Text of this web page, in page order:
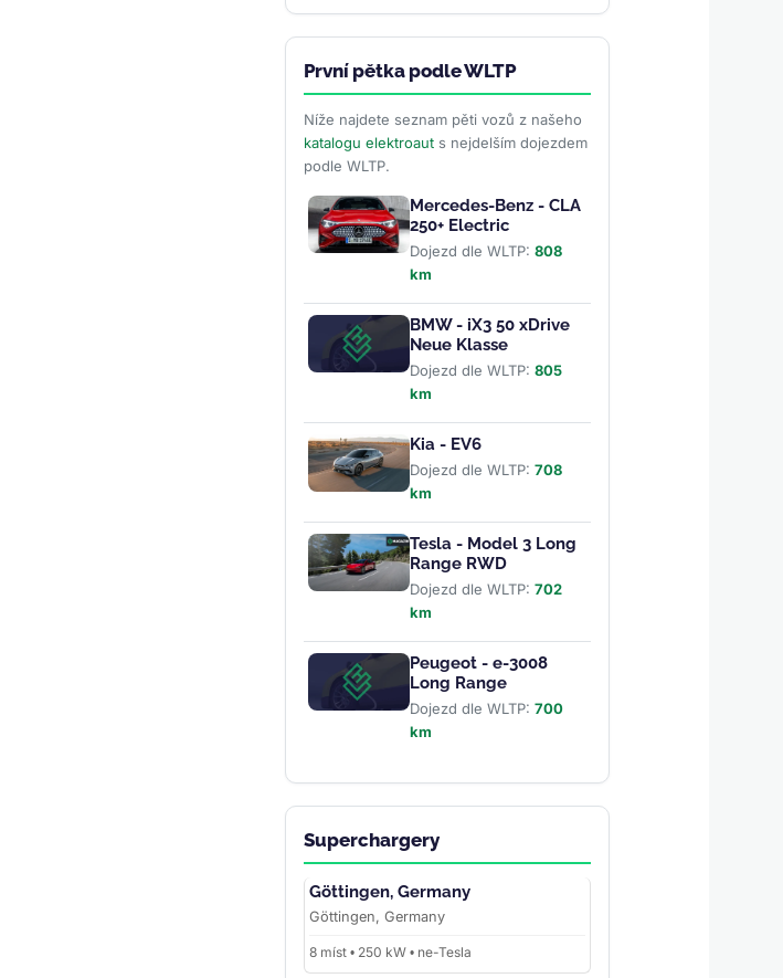
ledna předala zákazníkům...>>
První pětka podle WLTP
Níže najdete seznam pěti vozů z našeho
katalogu elektroauts nejdelším dojezdem
podle WLTP.
Mercedes-Benz - CLA
250+ Electric
Dojezd dle WLTP: 808
km
BMW - iX3 50 xDrive
Neue Klasse
Dojezd dle WLTP: 805
km
Kia - EV6
Dojezd dle WLTP: 708
km
Tesla - Model 3 Long
Range RWD
Dojezd dle WLTP: 702
km
Peugeot - e-3008
Long Range
Dojezd dle WLTP: 700
km
Superchargery
Göttingen, Germany
Göttingen, Germany
8 míst • 250 kW • ne-Tesla